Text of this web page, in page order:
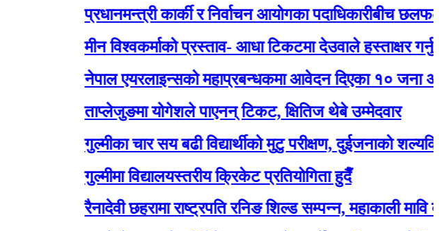
प्रधानमन्त्री कार्की र निर्वाचन आयोगका पदाधिकारीबीच छलफल हुँदै
मीन विश्वकर्माको प्रस्ताव- आधा टिकटमा देउवाले हस्ताक्षर गर्नुभयो,
नेपाल एयरलाइन्सको महाप्रबन्धकमा आवेदन दिएका १० जना
ताप्लेजुङमा योगेशले पाएनन् टिकट, क्षितिज थेबे उम्मेदवार
गुल्मीका चार सय बढी विद्यार्थीको मुटु परीक्षण, दुईजनाको शल्यक्रिया
गुल्मीमा विद्यालयस्तरीय क्रिकेट प्रतियोगिता हुदैँ
रैनादेवी छहरामा राष्ट्रपति रनिङ शिल्ड सम्पन्न, महाकाली मावि बन्यो